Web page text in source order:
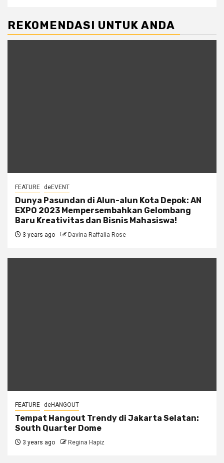
REKOMENDASI UNTUK ANDA
FEATURE deEVENT
Dunya Pasundan di Alun-alun Kota Depok: AN
EXPO 2023 Mempersembahkan Gelombang
Baru Kreativitas dan Bisnis Mahasiswa!
3 years ago Davina Raffalia Rose
FEATURE deHANGOUT
Tempat Hangout Trendy di Jakarta Selatan:
South Quarter Dome
3 years ago Regina Hapiz